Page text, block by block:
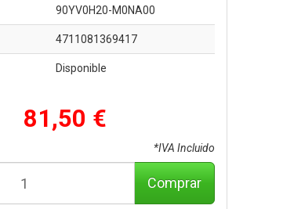
90YV0H20-M0NA00
4711081369417
Disponible
81,50 €
*IVA Incluido
Comprar